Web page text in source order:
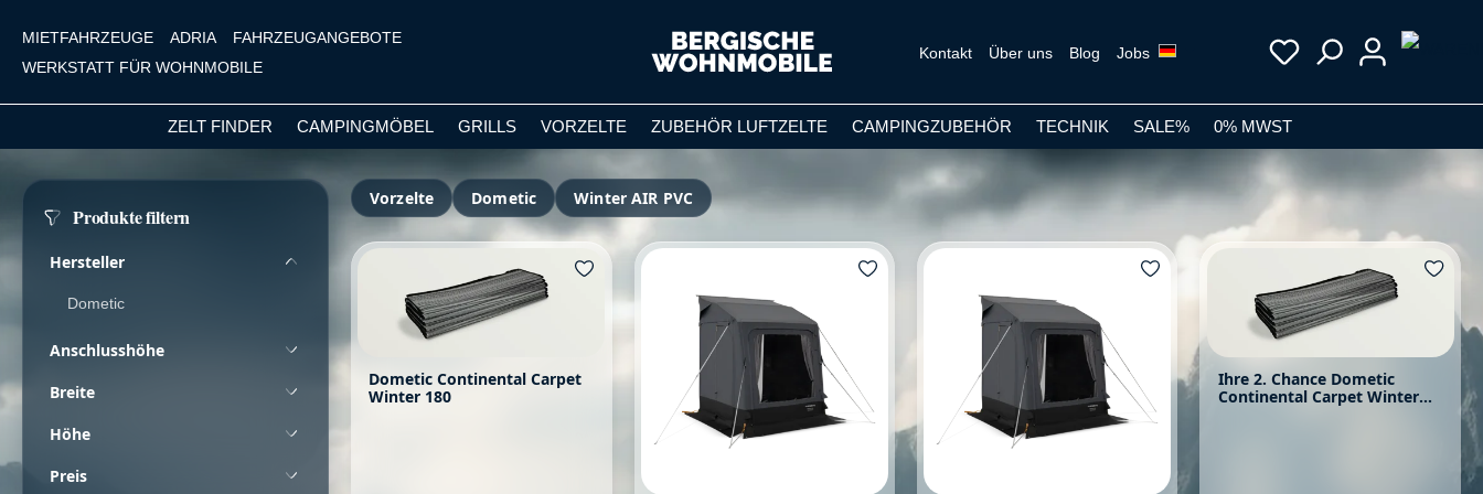
MIETFAHRZEUGE ADRIA
FAHRZEUGANGEBOTE
WERKSTATT FÜR WOHNMOBILE
Kontakt Über uns Blog Jobs
ZELT FINDER CAMPINGMÖBEL GRILLS VORZELTE ZUBEHÖR LUFTZELTE CAMPINGZUBEHÖR TECHNIK SALE% 0% MWST
Produkte filtern
Hersteller
Dometic
Anschlusshöhe
Breite
Höhe
Preis
Vorzelte Dometic Winter AIR PVC
Dometic Continental Carpet
Winter 180
Ihre 2. Chance Dometic
Continental Carpet Winter